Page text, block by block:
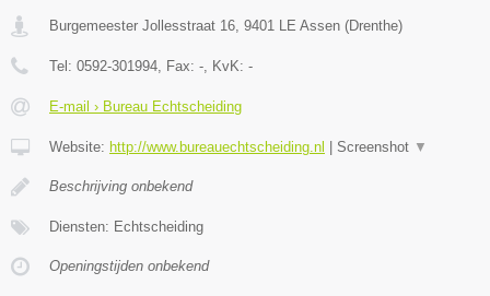
Burgemeester Jollesstraat 16 9401 LE Assen (Drenthe)
Tel: 0592-301994 , Fax: - , KvK: -
E-mail › Bureau Echtscheiding
Website: http://www.bureauechtscheiding.nl Screenshot ▼
Beschrijving onbekend
Diensten: Echtscheiding
Openingstijden onbekend